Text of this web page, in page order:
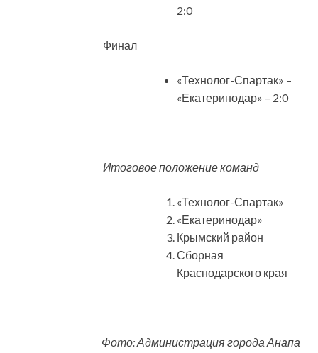
2:0
Финал
«Технолог-Спартак» –
«Екатеринодар» – 2:0
Итоговое положение команд
«Технолог-Спартак»
«Екатеринодар»
Крымский район
Сборная
Краснодарского края
Фото: Администрация города Анапа